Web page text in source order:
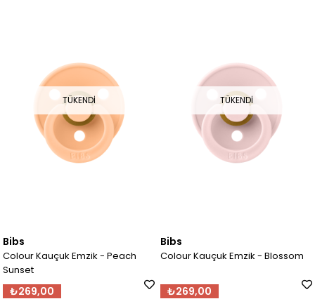
TÜKENDI
Bibs
Colour Kauçuk Emzik - Peach
Sunset
₺269,00
TÜKENDI
Bibs
Colour Kauçuk Emzik - Blossom
₺269,00